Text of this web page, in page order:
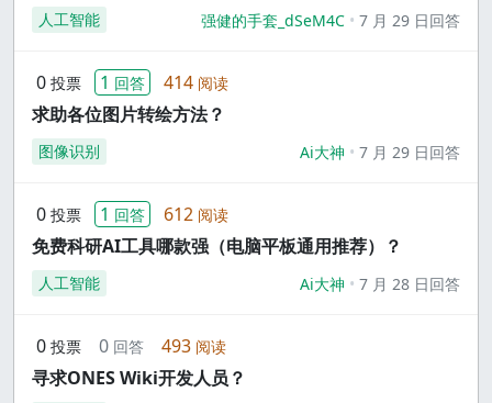
人工智能 强健的手套_dSeM4C 7 月 29 日回答
0 投票 1 回答 414 阅读
求助各位图片转绘方法？
图像识别 Ai大神 7 月 29 日回答
0 投票 1 回答 612 阅读
免费科研AI工具哪款强（电脑平板通用推荐）？
人工智能 Ai大神 7 月 28 日回答
0 投票 0 回答 493 阅读
寻求ONES Wiki开发人员？